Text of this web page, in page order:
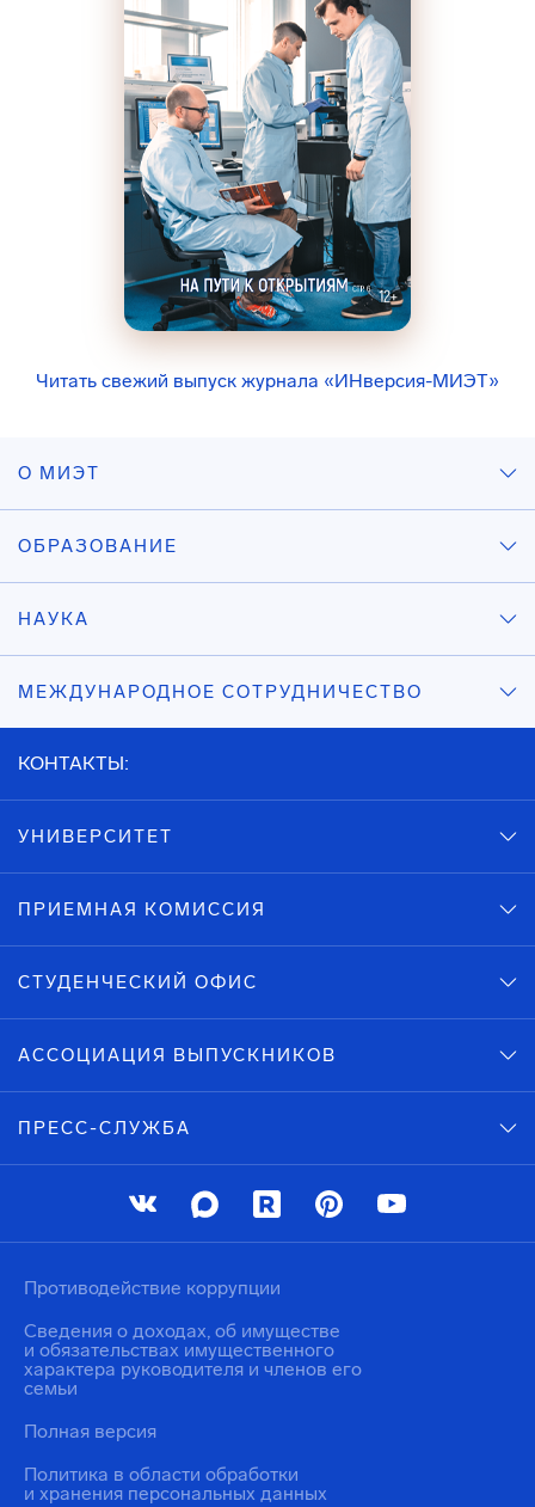
Читать свежий выпуск журнала «ИНверсия-МИЭТ»
О МИЭТ
ОБРАЗОВАНИЕ
НАУКА
МЕЖДУНАРОДНОЕ СОТРУДНИЧЕСТВО
КОНТАКТЫ:
УНИВЕРСИТЕТ
ПРИЕМНАЯ КОМИССИЯ
СТУДЕНЧЕСКИЙ ОФИС
АССОЦИАЦИЯ ВЫПУСКНИКОВ
ПРЕСС-СЛУЖБА
Политика в области обработки
и хранения персональных данных
Противодействие коррупции
Сведения о доходах, об имуществе
и обязательствах имущественного
характера руководителя и членов его
семьи
Полная версия